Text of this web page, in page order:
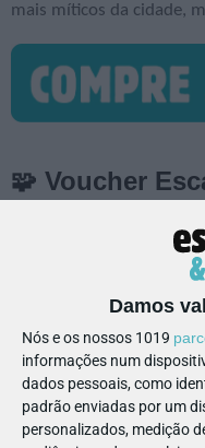
Damos
Nós e os nossos 1019
informações num
dados pessoais, como
padrão enviadas por um
personalizados, medição
mais míticos da cidade,
🧩 Voucher
experiência clássica
pessoas, agora com
suspense e gargalhadas
presente ideal para
O mistério do Poeta ou
temos para aqueles que
em grupo!